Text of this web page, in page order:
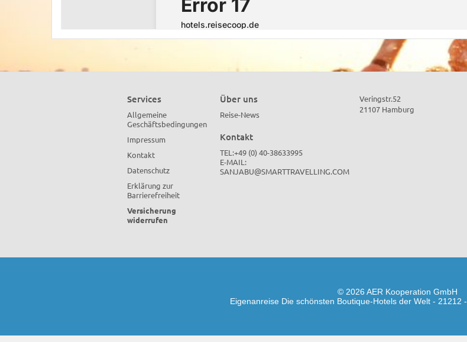
Services
Allgemeine
Geschäftsbedingungen
Impressum
Kontakt
Datenschutz
Erklärung zur
Barrierefreiheit
Versicherung
widerrufen
Über uns
Reise-News
Kontakt
TEL:+49 (0) 40-38633995
E-MAIL:
SANJABU@SMARTTRAVELLING.COM
Veringstr.52
21107 Hamburg
© 2026 AER Kooperation GmbH
Eigenanreise Die schönsten Boutique-Hotels der Welt - 21212 -